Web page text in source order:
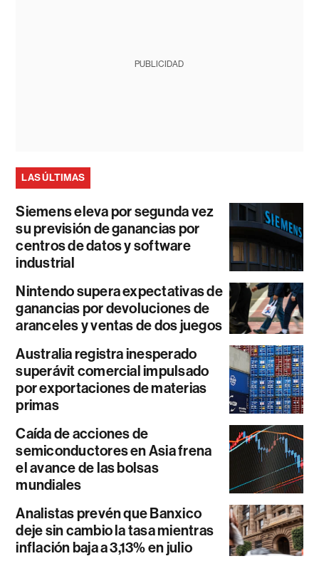
PUBLICIDAD
LAS ÚLTIMAS
Siemens eleva por segunda vez
su previsión de ganancias por
centros de datos y software
industrial
Nintendo supera expectativas de
ganancias por devoluciones de
aranceles y ventas de dos juegos
Australia registra inesperado
superávit comercial impulsado
por exportaciones de materias
primas
Caída de acciones de
semiconductores en Asia frena
el avance de las bolsas
mundiales
Analistas prevén que Banxico
deje sin cambio la tasa mientras
inflación baja a 3,13% en julio